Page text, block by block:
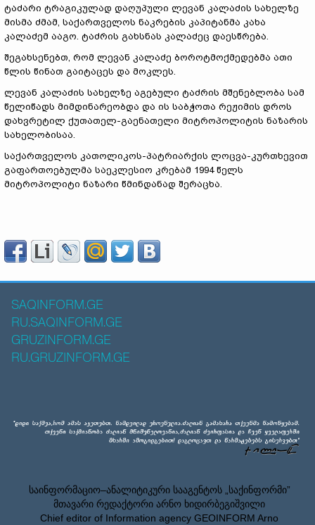
ტაძარი ტრაგიკულად დაღუპული ლევან კალაძის სახელზე
მისმა ძმამ, საქართველოს ნაკრების კაპიტანმა კახა
კალაძემ ააგო. ტაძრის გახსნას კალაძეც დაესწრება.
შეგახსენებთ, რომ ლევან კალაძე ბოროტმოქმედებმა ათი
წლის წინათ გაიტაცეს და მოკლეს.
ლევან კალაძის სახელზე აგებული ტაძრის მშენებლობა სამ
წელიწადს მიმდინარეობდა და ის საბჭოთა რეჟიმის დროს
დახვრეტილ ქუთათელ-გაენათელი მიტროპოლიტის ნაზარის
სახელობისაა.
საქართველოს კათოლიკოს-პატრიარქის ლოცვა-კურთხევით
გაფართოებულმა საეკლესიო კრებამ 1994 წელს
მიტროპოლიტი ნაზარი წმინდანად შერაცხა.
SAQINFORM.GE
RU.SAQINFORM.GE
GRUZINFORM.GE
RU.GRUZINFORM.GE
საინფორმაციო–ანალიტიკური სააგენტოს „საქინფორმი”
მთავარი რედაქტორი არნო ხიდირბეგიშვილი
Chief editor of Information agency GEOINFORM Arno